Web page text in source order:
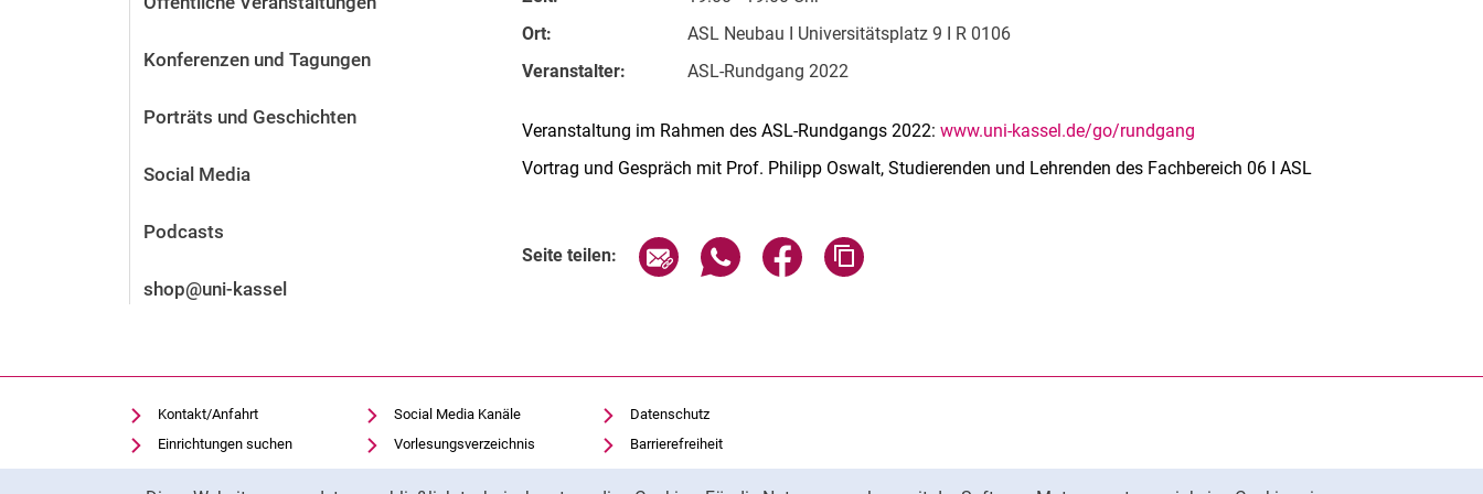
Stellenangebote
Alum­ni und Freunde
Kontakt und Standorte
Konferenzen und Tagungen
Porträts und Geschichten
Social Media
Podcasts
shop@uni-kassel
Ort:
ASL Neubau I Universitätsplatz 9 I R 0106
Veranstalter:
ASL-Rundgang 2022
Veranstaltung im Rahmen des ASL-Rundgangs 2022:www.uni-kassel.de/go/rundgang
Vortrag und Gespräch mit Prof. Philipp Oswalt, Studierenden und Lehrenden des Fachbereich 06 I ASL
Seite teilen: Seite über E-Mail teilen
Seite über WhatsApp teilen (externer Link, öffnet neues Fenster)
Seite über Facebook teilen (externer Link, öffnet neues Fenster)
Kontakt/Anfahrt
Einrichtungen suchen
Stellenangebote
Social Media Kanäle
Vorlesungsverzeichnis
Moodle
Datenschutz
Barrierefreiheit
Transparenter KI-Einsatz